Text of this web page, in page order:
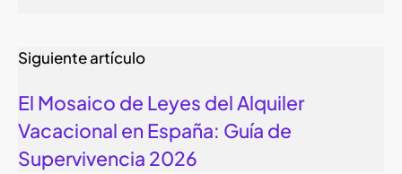
Siguiente artículo
El Mosaico de Leyes del Alquiler
Vacacional en España: Guía de
Supervivencia 2026